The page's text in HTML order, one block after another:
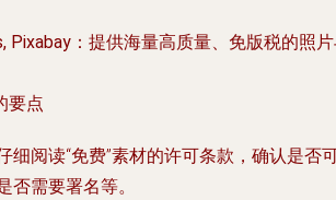
Pixabay ：提供海量高质量、免版税的照
要点
细阅读“免费”素材的许可条款，确认是否
否需要署名等。